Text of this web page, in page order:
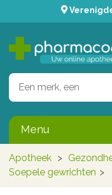
Menu
Apotheek >
Soepele gewrichten >